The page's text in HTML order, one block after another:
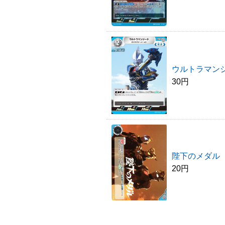
ウルトラマン
30円
陛下のメダル
20円